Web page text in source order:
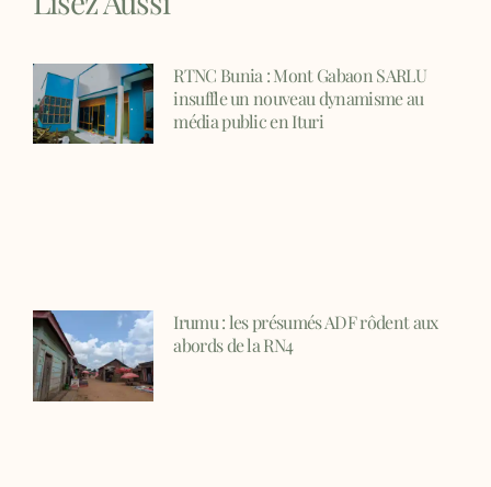
RTNC Bunia : Mont Gabaon SARLU
insuffle un nouveau dynamisme au
média public en Ituri
Irumu : les présumés ADF rôdent aux
abords de la RN4